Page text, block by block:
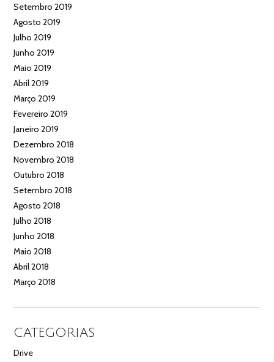
Setembro 2019
Agosto 2019
Julho 2019
Junho 2019
Maio 2019
Abril 2019
Março 2019
Fevereiro 2019
Janeiro 2019
Dezembro 2018
Novembro 2018
Outubro 2018
Setembro 2018
Agosto 2018
Julho 2018
Junho 2018
Maio 2018
Abril 2018
Março 2018
CATEGORIAS
Drive